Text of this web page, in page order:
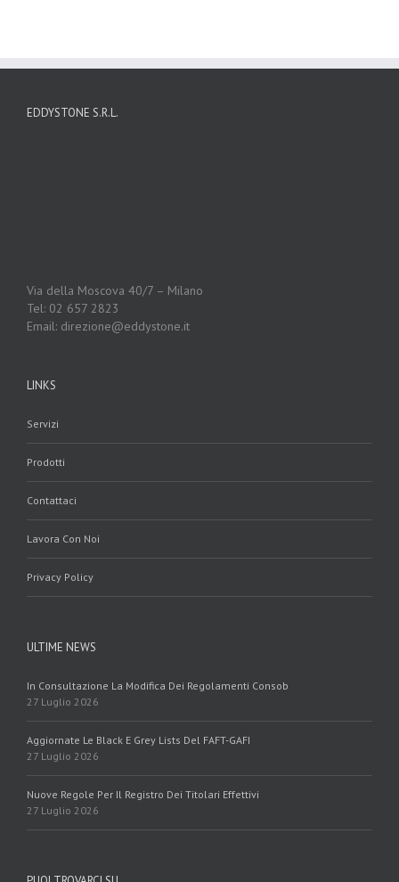
EDDYSTONE S.R.L.
Via della Moscova 40/7 – Milano
Tel: 02 657 2823
Email: direzione@eddystone.it
LINKS
Servizi
Prodotti
Contattaci
Lavora Con Noi
Privacy Policy
ULTIME NEWS
In Consultazione La Modifica Dei Regolamenti Consob
27 Luglio 2026
Aggiornate Le Black E Grey Lists Del FAFT-GAFI
27 Luglio 2026
Nuove Regole Per Il Registro Dei Titolari Effettivi
27 Luglio 2026